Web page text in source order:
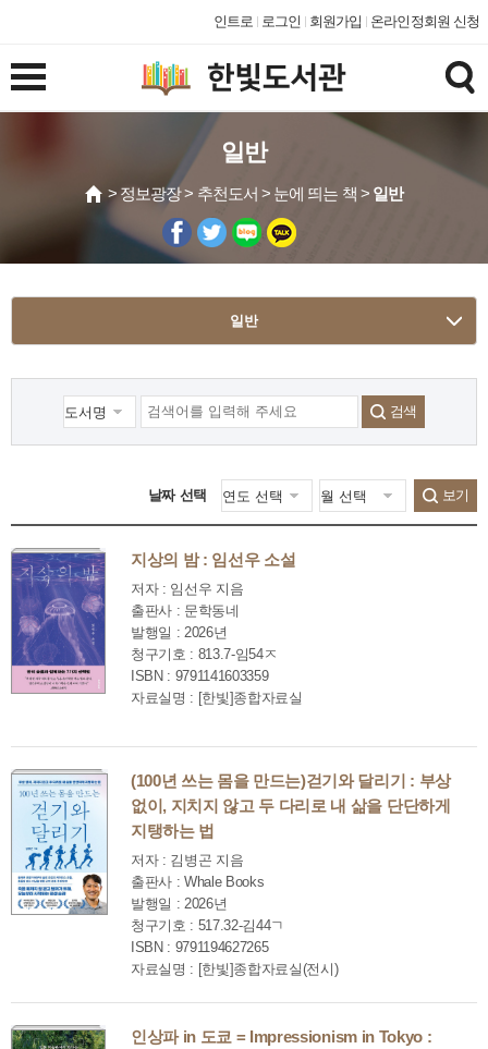
인트로 로그인 회원가입 온라인정회원 신청
일반
> 정보광장 > 추천도서 > 눈에 띄는 책 > 일반
일반
검색
날짜 선택 보기
지상의 밤 : 임선우 소설
저자 : 임선우 지음
출판사 : 문학동네
발행일 : 2026년
청구기호 : 813.7-임54ㅈ
ISBN : 9791141603359
자료실명 : [한빛]종합자료실
(100년 쓰는 몸을 만드는)걷기와 달리기 : 부상
없이, 지치지 않고 두 다리로 내 삶을 단단하게
지탱하는 법
저자 : 김병곤 지음
출판사 : Whale Books
발행일 : 2026년
청구기호 : 517.32-김44ㄱ
ISBN : 9791194627265
자료실명 : [한빛]종합자료실(전시)
인상파 in 도쿄 = Impressionism in Tokyo :